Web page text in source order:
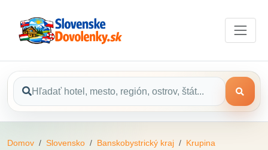
Domov Slovensko Banskobystrický kraj
Krupina